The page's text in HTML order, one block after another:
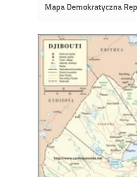
Mapa Demokratyczna